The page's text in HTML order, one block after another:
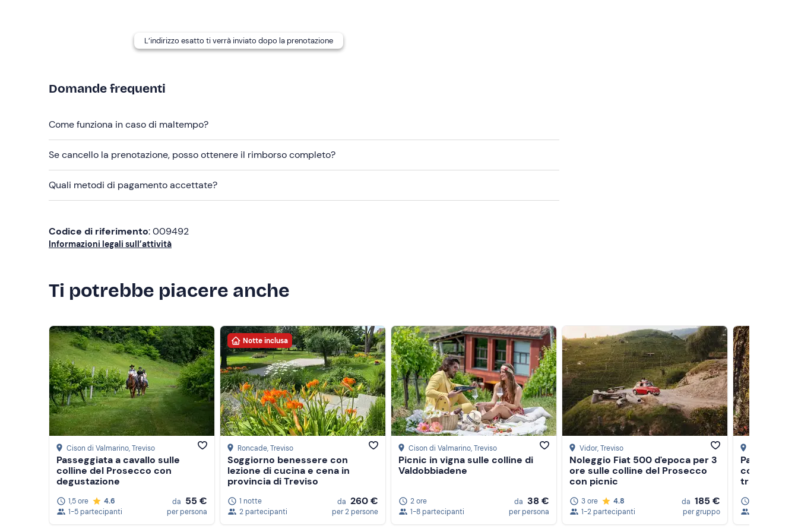
L’indirizzo esatto ti verrà inviato dopo la prenotazione
Domande frequenti
Come funziona in caso di maltempo?
Se cancello la prenotazione, posso ottenere il rimborso completo?
Quali metodi di pagamento accettate?
Codice di riferimento: 009492
Informazioni legali sull’attività
Ti potrebbe piacere anche
Cison di Valmarino, Treviso
Passeggiata a cavallo sulle
colline del Prosecco con
degustazione
1,5 ore
4.6
1-5 partecipanti
da 55 €
per persona
Notte inclusa
Roncade, Treviso
Soggiorno benessere con
lezione di cucina e cena in
provincia di Treviso
1 notte
2 partecipanti
da 260 €
per 2 persone
Cison di Valmarino, Treviso
Picnic in vigna sulle colline di
Valdobbiadene
2 ore
1-8 partecipanti
da 38 €
per persona
Vidor, Treviso
Noleggio Fiat 500 d'epoca per 3
ore sulle colline del Prosecco
con picnic
3 ore
4.8
1-2 partecipanti
da 185 €
per gruppo
colline del
tramonto